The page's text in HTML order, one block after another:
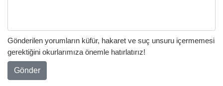
Gönderilen yorumların küfür, hakaret ve suç unsuru içermemesi
gerektiğini okurlarımıza önemle hatırlatırız!
Gönder